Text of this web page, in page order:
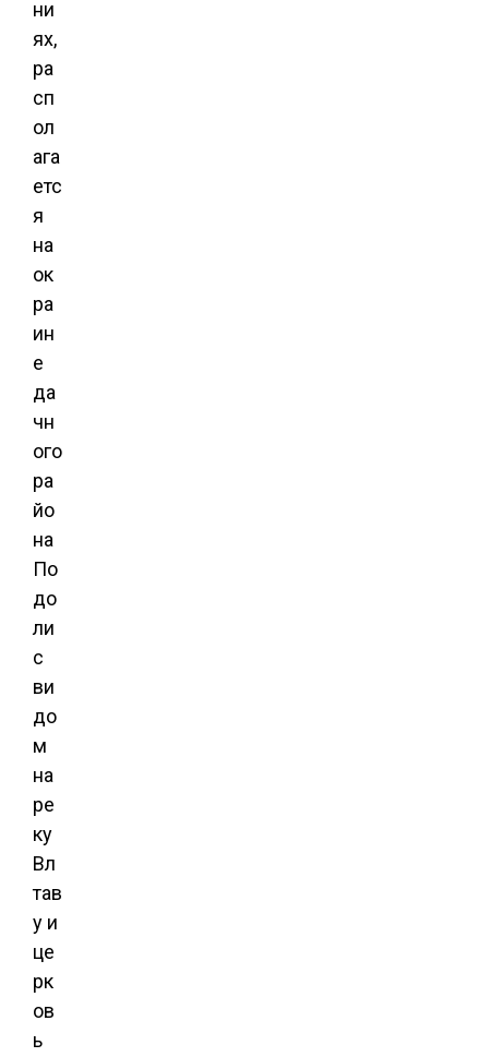
ни
ях,
ра
сп
ол
ага
етс
я
на
ок
ра
ин
е
да
чн
ого
ра
йо
на
По
до
ли
с
ви
до
м
на
ре
ку
Вл
тав
у и
це
рк
ов
ь